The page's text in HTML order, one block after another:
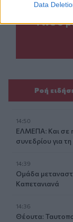
Data
Γίνε ο
Ροή
14:50
ΕΛΜΕΠΑ: Και σε
συνεδρίου για
14:39
Ομάδα
Καπετανιανά
14:36
Θέουτα: